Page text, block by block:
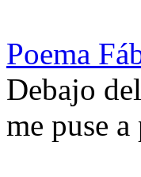
Poema
Debajo
me puse